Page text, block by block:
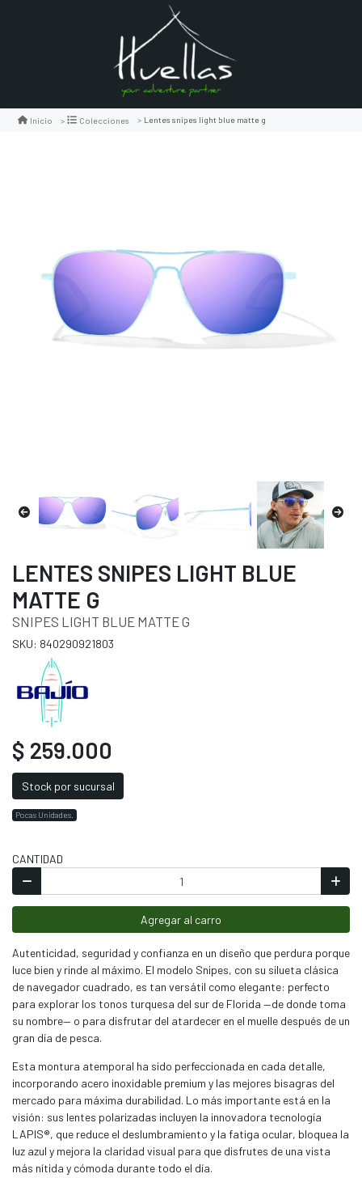
Inicio Colecciones Lentes snipes light blue matte g
LENTES SNIPES LIGHT BLUE
MATTE G
SNIPES LIGHT BLUE MATTE G
SKU: 840290921803
$ 259.000
Stock por sucursal
Pocas Unidades.
CANTIDAD
Agregar al carro
Autenticidad, seguridad y confianza en un diseño que perdura porque
luce bien y rinde al máximo. El modelo Snipes, con su silueta clásica
de navegador cuadrado, es tan versátil como elegante: perfecto
para explorar los tonos turquesa del sur de Florida —de donde toma
su nombre— o para disfrutar del atardecer en el muelle después de un
gran día de pesca.
Esta montura atemporal ha sido perfeccionada en cada detalle,
incorporando acero inoxidable premium y las mejores bisagras del
mercado para máxima durabilidad. Lo más importante está en la
visión: sus lentes polarizadas incluyen la innovadora tecnología
LAPIS®, que reduce el deslumbramiento y la fatiga ocular, bloquea la
luz azul y mejora la claridad visual para que disfrutes de una vista
más nítida y cómoda durante todo el día.